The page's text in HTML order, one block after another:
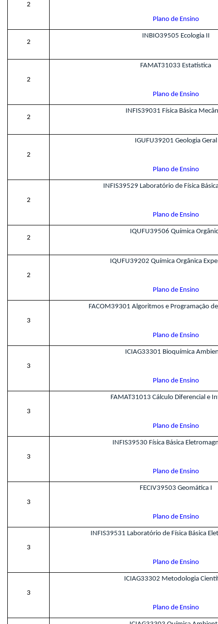
2
Plano de Ensino
2
INBIO39505 Ecologia II
2
FAMAT31033 Estatística
Plano de Ensino
2
INFIS39031 Física Básica
2
IGUFU39201 Geologia Geral
Plano de Ensino
2
INFIS39529 Laboratório de Física
Plano de Ensino
2
IQUFU39506 Química
2
IQUFU39202 Química Orgânica
Plano de Ensino
3
FACOM39301 Algoritmos e Programação
Plano de Ensino
3
ICIAG33301 Bioquímica
Plano de Ensino
3
FAMAT31013 Cálculo Diferencial e
Plano de Ensino
3
INFIS39530 Física Básica
Plano de Ensino
3
FECIV39503 Geomática I
Plano de Ensino
3
INFIS39531 Laboratório de Física Básica
Plano de Ensino
3
ICIAG33302 Metodologia
Plano de Ensino